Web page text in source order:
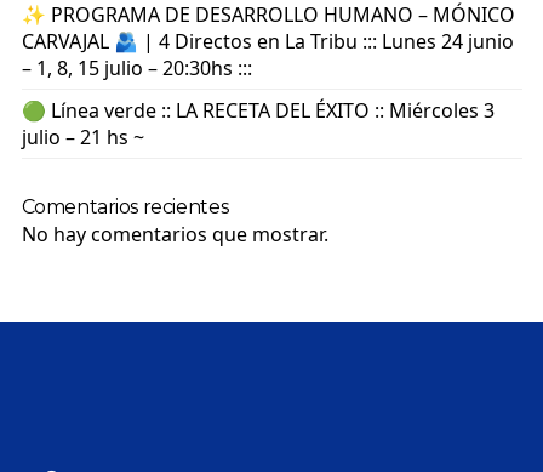
✨ PROGRAMA DE DESARROLLO HUMANO – MÓNICO
CARVAJAL 🫂 | 4 Directos en La Tribu ::: Lunes 24 junio
– 1, 8, 15 julio – 20:30hs :::
🟢 Línea verde :: LA RECETA DEL ÉXITO :: Miércoles 3
julio – 21 hs ~
Comentarios recientes
No hay comentarios que mostrar.